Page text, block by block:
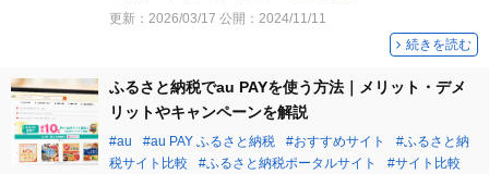
更新： 2026/03/17 公開： 2024/11/11
続きを読む
ふるさと納税でau PAYを使う方法｜メリット・デメ
リットやキャンペーンを解説
au au PAY ふるさと納税 おすすめサイト
ふるさと納
税サイト比較
ふるさと納税ポータルサイト
サイト比較